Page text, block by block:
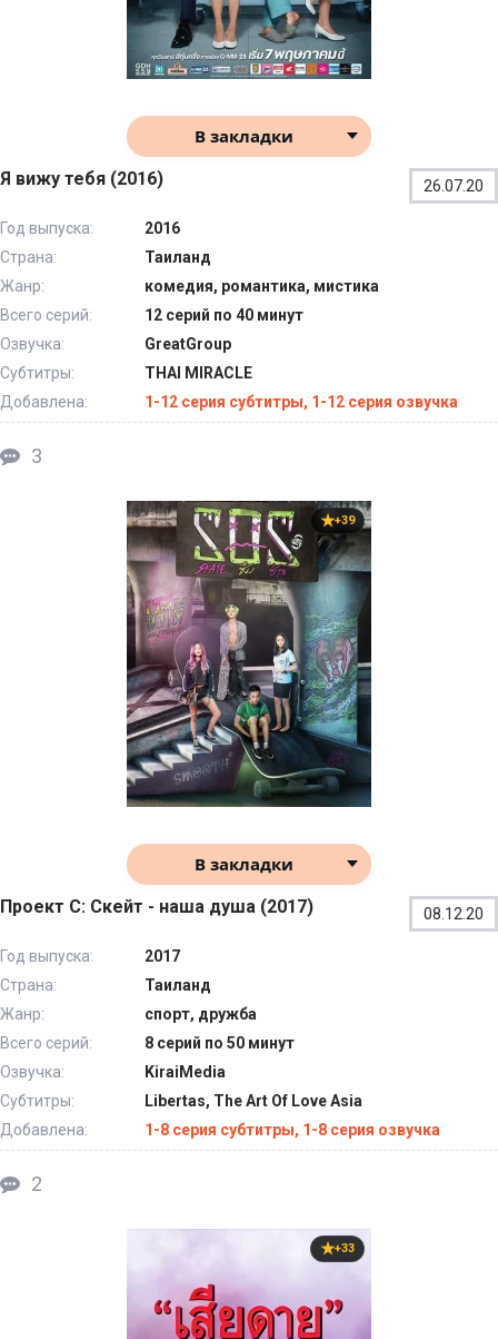
В закладки
Я вижу тебя (2016) 26.07.20
Год выпуска:
2016
Страна:
Таиланд
Жанр:
комедия, романтика, мистика
Всего серий:
12 серий по 40 минут
Озвучка:
GreatGroup
Субтитры:
THAI MIRACLE
Добавлена:
1-12 серия субтитры, 1-12 серия озвучка
3
+39
В закладки
Проект С: Скейт - наша душа (2017) 08.12.20
Год выпуска:
2017
Страна:
Таиланд
Жанр:
спорт, дружба
Всего серий:
8 серий по 50 минут
Озвучка:
KiraiMedia
Субтитры:
Libertas, The Art Of Love Asia
Добавлена:
1-8 серия субтитры, 1-8 серия озвучка
2
+33